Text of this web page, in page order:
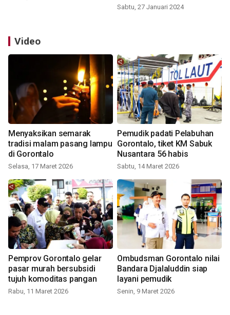
Sabtu, 27 Januari 2024
Video
Menyaksikan semarak
tradisi malam pasang lampu
di Gorontalo
Selasa, 17 Maret 2026
Pemudik padati Pelabuhan
Gorontalo, tiket KM Sabuk
Nusantara 56 habis
Sabtu, 14 Maret 2026
Pemprov Gorontalo gelar
pasar murah bersubsidi
tujuh komoditas pangan
Rabu, 11 Maret 2026
Ombudsman Gorontalo nilai
Bandara Djalaluddin siap
layani pemudik
Senin, 9 Maret 2026